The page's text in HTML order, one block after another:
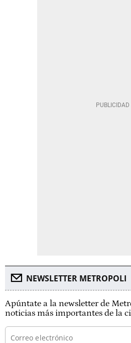
NEWSLETTER METROPOLI
Apúntate a la newsletter de
noticias más importantes de la